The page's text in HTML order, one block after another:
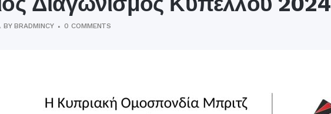
BYBRADMINCY 0 COMMENTS